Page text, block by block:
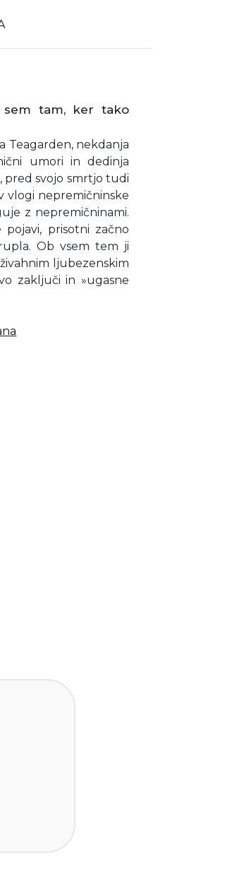
sem tam, ker tako
Teagarden, nekdanja
umori in dedinja
pred svojo smrtjo tudi
vlogi nepremičninske
z nepremičninami.
prisotni začno
Ob vsem tem ji
ljubezenskim
zaključi in »ugasne